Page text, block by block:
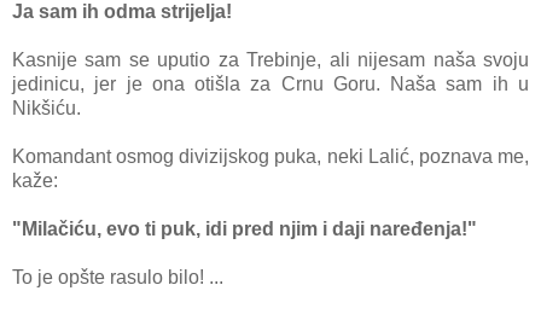
Ja sam ih odma strijelja!
Kasnije sam se uputio za Trebinje, ali nijesam naša svoju
jedinicu, jer je ona otišla za Crnu Goru. Naša sam ih u
Nikšiću.
Komandant osmog divizijskog puka, neki Lalić, poznava me,
kaže:
"Milačiću, evo ti puk, idi pred njim i daji naređenja!"
To je opšte rasulo bilo! ...